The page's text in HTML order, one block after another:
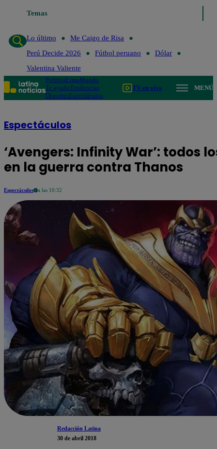
Temas
Lo último
Me Caigo de Risa
Perú Decide 2026
Fútbol peruano
Dólar
Valentina Valiente
PolíticaLimaMundo
Te ayudoTendencias
DeportesEspectáculos
TV en vivo MENÚ
Espectáculos
‘Avengers: Infinity War’: todos
en la guerra contra Thanos
Espectáculos a las 10:32
Redacción Latina
30 de abril 2018